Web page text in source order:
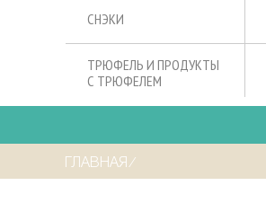
СНЭКИ
ТРЮФЕЛЬ И ПРОДУКТЫ
С ТРЮФЕЛЕМ
ГЛАВНАЯ ⁄